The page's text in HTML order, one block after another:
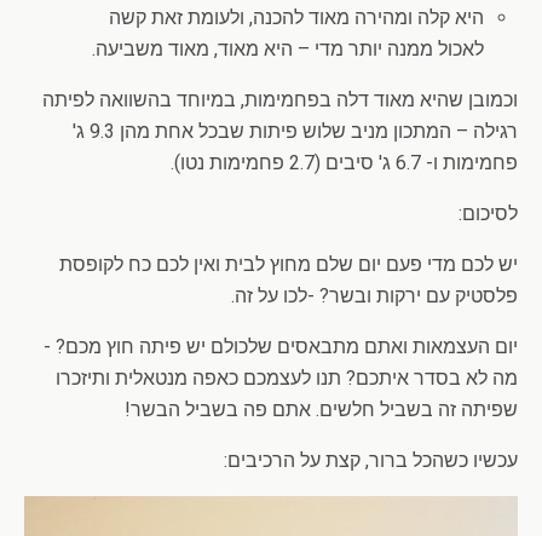
היא קלה ומהירה מאוד להכנה, ולעומת זאת קשה
לאכול ממנה יותר מדי – היא מאוד, מאוד משביעה.
וכמובן שהיא מאוד דלה בפחמימות, במיוחד בהשוואה לפיתה
רגילה – המתכון מניב שלוש פיתות שבכל אחת מהן 9.3 ג'
פחמימות ו- 6.7 ג' סיבים (2.7 פחמימות נטו).
לסיכום:
יש לכם מדי פעם יום שלם מחוץ לבית ואין לכם כח לקופסת
פלסטיק עם ירקות ובשר? -לכו על זה.
יום העצמאות ואתם מתבאסים שלכולם יש פיתה חוץ מכם? -
מה לא בסדר איתכם? תנו לעצמכם כאפה מנטאלית ותיזכרו
שפיתה זה בשביל חלשים. אתם פה בשביל הבשר!
עכשיו כשהכל ברור, קצת על הרכיבים: